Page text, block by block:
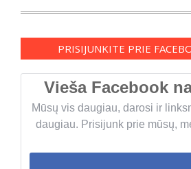
PRISIJUNKITE PRIE
Vieša Facebook
Mūsų vis daugiau, darosi ir
daugiau. Prisijunk prie mūsų,